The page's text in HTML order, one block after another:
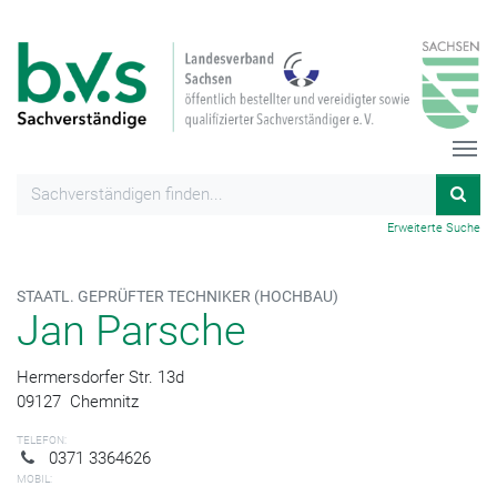
Erweiterte Suche
STAATL. GEPRÜFTER TECHNIKER (HOCHBAU)
Jan Parsche
Hermersdorfer Str. 13d
09127 Chemnitz
TELEFON:
0371 3364626
MOBIL: